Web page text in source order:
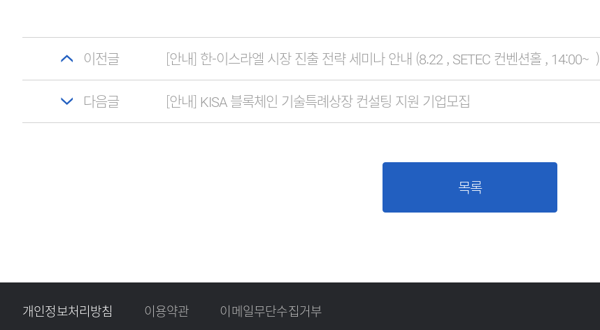
이전글 [안내] 한-이스라엘 시장 진출 전략 세미나 안내 (8.22 , SETEC 컨벤션홀 , 14:00~_)
다음글 [안내] KISA 블록체인 기술특례상장 컨설팅 지원 기업모집
목록
개인정보처리방침 이용약관 이메일무단수집거부